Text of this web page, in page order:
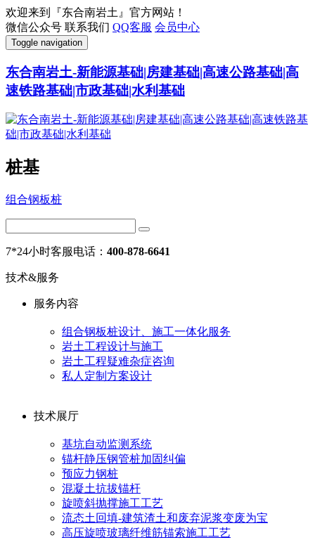
欢迎来到『东合南岩土』官方网站！
微信公众号 联系我们 QQ客服 会员中心
Toggle navigation
东合南岩土-新能源基础|房建基础|高速公路基础|高
速铁路基础|市政基础|水利基础
桩基
组合钢板桩
7*24小时客服电话： 400-878-6641
技术&服务
服务内容
组合钢板桩设计、施工一体化服务
岩土工程设计与施工
岩土工程疑难杂症咨询
私人定制方案设计
技术展厅
基坑自动监测系统
锚杆静压钢管桩加固纠偏
预应力钢桩
混凝土抗拔锚杆
旋喷斜抛撑施工工艺
流态土回填-建筑渣土和废弃泥浆变废为宝
高压旋喷玻璃纤维筋锚索施工工艺